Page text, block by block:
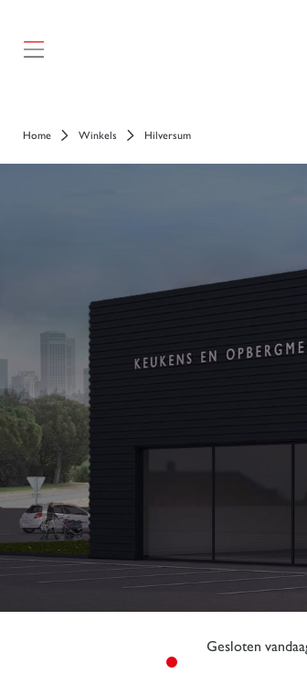
Home Winkels Hilversum
Gesloten